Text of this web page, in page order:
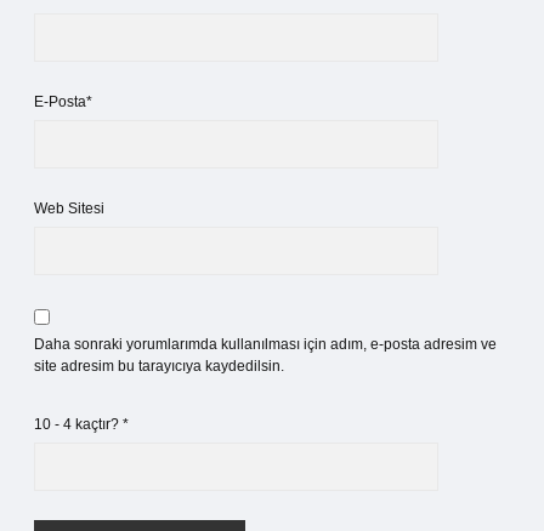
E-Posta*
Web Sitesi
Daha sonraki yorumlarımda kullanılması için adım, e-posta adresim ve
site adresim bu tarayıcıya kaydedilsin.
10 - 4 kaçtır? *